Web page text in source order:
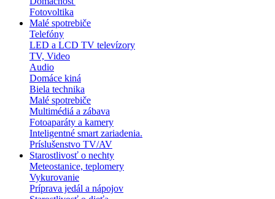
Fotovoltika
Malé spotrebiče
Telefóny
LED a LCD TV televízory
TV, Video
Audio
Domáce kiná
Biela technika
Malé spotrebiče
Multimédiá a zábava
Fotoaparáty a kamery
Inteligentné smart zariadenia.
Príslušenstvo TV/AV
Starostlivosť o nechty
Meteostanice, teplomery
Vykurovanie
Príprava jedál a nápojov